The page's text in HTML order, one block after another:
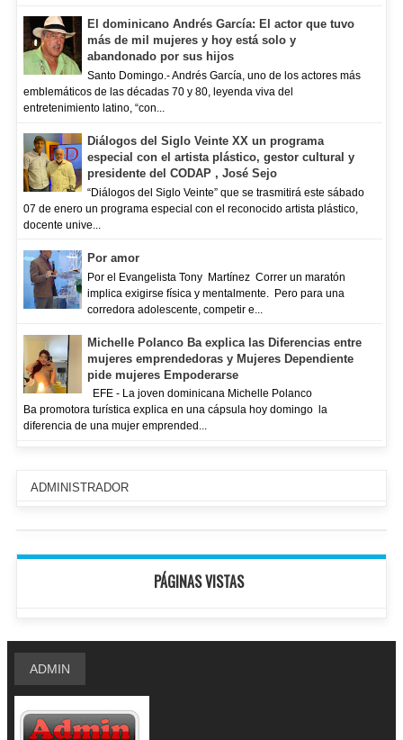
El dominicano Andrés García: El actor que tuvo
más de mil mujeres y hoy está solo y
abandonado por sus hijos
Santo Domingo.- Andrés García, uno de los actores más
emblemáticos de las décadas 70 y 80, leyenda viva del
entretenimiento latino, “con...
Diálogos del Siglo Veinte XX un programa
especial con el artista plástico, gestor cultural y
presidente del CODAP , José Sejo
“Diálogos del Siglo Veinte” que se trasmitirá este sábado
07 de enero un programa especial con el reconocido artista plástico,
docente unive...
Por amor
Por el Evangelista Tony Martínez Correr un maratón
implica exigirse física y mentalmente. Pero para una
corredora adolescente, competir e...
Michelle Polanco Ba explica las Diferencias entre
mujeres emprendedoras y Mujeres Dependiente
pide mujeres Empoderarse
EFE - La joven dominicana Michelle Polanco
Ba promotora turística explica en una cápsula hoy domingo la
diferencia de una mujer emprended...
ADMINISTRADOR
PÁGINAS VISTAS
ADMIN